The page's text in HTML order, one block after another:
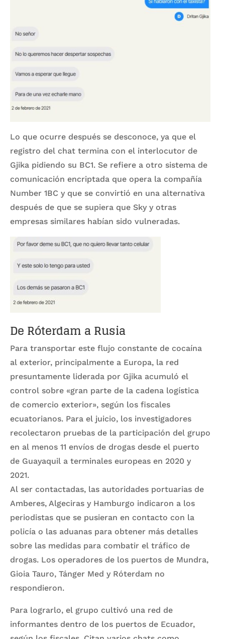
Lo que ocurre después se desconoce, ya que el
registro del chat termina con el interlocutor de
Gjika pidiendo su BC1. Se refiere a otro sistema de
comunicación encriptada que opera la compañía
Number 1BC y que se convirtió en una alternativa
después de que se supiera que Sky y otras
empresas similares habían sido vulneradas.
De Róterdam a Rusia
Para transportar este flujo constante de cocaína
al exterior, principalmente a Europa, la red
presuntamente liderada por Gjika acumuló el
control sobre «gran parte de la cadena logística
de comercio exterior», según los fiscales
ecuatorianos. Para el juicio, los investigadores
recolectaron pruebas de la participación del grupo
en al menos 11 envíos de drogas desde el puerto
de Guayaquil a terminales europeas en 2020 y
2021.
Al ser contactadas, las autoridades portuarias de
Amberes, Algeciras y Hamburgo indicaron a los
periodistas que se pusieran en contacto con la
policía o las aduanas para obtener más detalles
sobre las medidas para combatir el tráfico de
drogas. Los operadores de los puertos de Mundra,
Gioia Tauro, Tánger Med y Róterdam no
respondieron.
Para lograrlo, el grupo cultivó una red de
informantes dentro de los puertos de Ecuador,